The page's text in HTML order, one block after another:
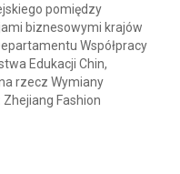
pomiędzy
biznesowymi krajów
Współpracy
Edukacji Chin,
rzecz Wymiany
Fashion